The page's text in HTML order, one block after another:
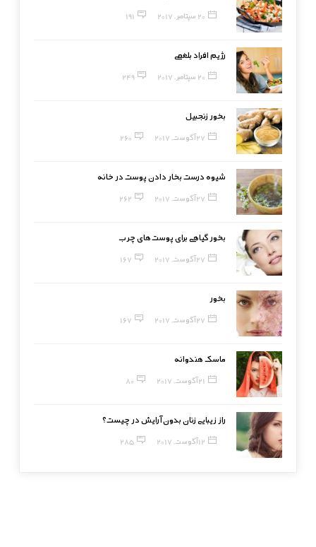
20 سپتامبر, 2017 191
رژیم افراد بلغمی
20 سپتامبر, 2017 249
بخور زنجبیل
27 آگوست, 2017 260
شیوه درست بخار دادن پوست در خانه
27 آگوست, 2017 262
بخور گیاهی برای پوست‌های چرب
27 آگوست, 2017 167
بخور
27 آگوست, 2017 167
ماسک هندوانه
21 آگوست, 2017 80
راز زیبایی زنان بدون آرایش در چیست؟
12 آگوست, 2017 285